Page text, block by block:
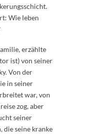
Wie leben
erzählte
ist) von seiner
Von der
in seiner
war, von
zog, aber
seiner
die seine kranke